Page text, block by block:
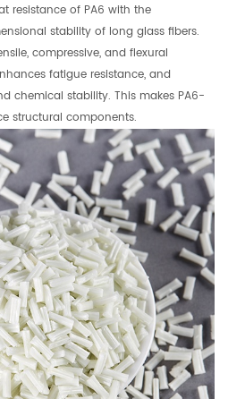
resistance of PA6 with the
stability of long glass fibers.
compressive, and flexural
fatigue resistance, and
chemical stability. This makes PA6-
structural components.